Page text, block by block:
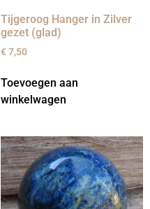
Tijgeroog Hanger in Zilver
gezet (glad)
€7,50
Toevoegen aan
winkelwagen